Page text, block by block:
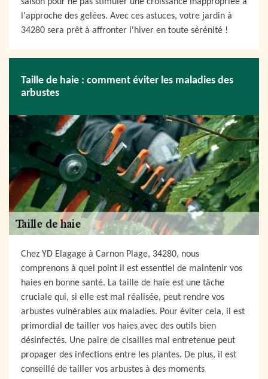
l'approche des gelées. Avec ces astuces, votre jardin à
34280 sera prêt à affronter l'hiver en toute sérénité !
Taille de haie : comment éviter les maladies des
arbustes
Chez YD Elagage à Carnon Plage, 34280, nous
comprenons à quel point il est essentiel de maintenir vos
haies en bonne santé. La taille de haie est une tâche
cruciale qui, si elle est mal réalisée, peut rendre vos
arbustes vulnérables aux maladies. Pour éviter cela, il est
primordial de tailler vos haies avec des outils bien
désinfectés. Une paire de cisailles mal entretenue peut
propager des infections entre les plantes. De plus, il est
conseillé de tailler vos arbustes à des moments